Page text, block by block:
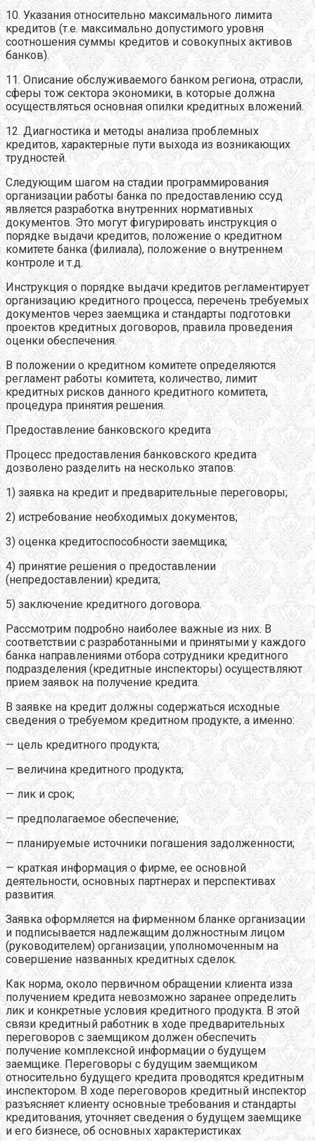
10. Указания относительно максимального лимита
кредитов (т.е. максимально допустимого уровня
соотношения суммы кредитов и совокупных активов
банков).
11. Описание обслуживаемого банком региона, отрасли,
сферы тож сектора экономики, в которые должна
осуществляться основная опилки кредитных вложений.
12. Диагностика и методы анализа проблемных
кредитов, характерные пути выхода из возникающих
трудностей.
Следующим шагом на стадии программирования
организации работы банка по предоставлению ссуд
является разработка внутренних нормативных
документов. Это могут фигурировать инструкция о
порядке выдачи кредитов, положение о кредитном
комитете банка (филиала), положение о внутреннем
контроле и т.д.
Инструкция о порядке выдачи кредитов регламентирует
организацию кредитного процесса, перечень требуемых
документов через заемщика и стандарты подготовки
проектов кредитных договоров, правила проведения
оценки обеспечения.
В положении о кредитном комитете определяются
регламент работы комитета, количество, лимит
кредитных рисков данного кредитного комитета,
процедура принятия решения.
Предоставление банковского кредита
Процесс предоставления банковского кредита
дозволено разделить на несколько этапов:
1) заявка на кредит и предварительные переговоры;
2) истребование необходимых документов;
3) оценка кредитоспособности заемщика;
4) принятие решения о предоставлении
(непредоставлении) кредита;
5) заключение кредитного договора.
Рассмотрим подробно наиболее важные из них. В
соответствии с разработанными и принятыми у каждого
банка направлениями отбора сотрудники кредитного
подразделения (кредитные инспекторы) осуществляют
прием заявок на получение кредита.
В заявке на кредит должны содержаться исходные
сведения о требуемом кредитном продукте, а именно:
— цель кредитного продукта;
— величина кредитного продукта;
— лик и срок;
— предполагаемое обеспечение;
— планируемые источники погашения задолженности;
— краткая информация о фирме, ее основной
деятельности, основных партнерах и перспективах
развития.
Заявка оформляется на фирменном бланке организации
и подписывается надлежащим должностным лицом
(руководителем) организации, уполномоченным на
совершение названных кредитных сделок.
Как норма, около первичном обращении клиента изза
получением кредита невозможно заранее определить
лик и конкретные условия кредитного продукта. В этой
связи кредитный работник в ходе предварительных
переговоров с заемщиком должен обеспечить
получение комплексной информации о будущем
заемщике. Переговоры с будущим заемщиком
относительно будущего кредита проводятся кредитным
инспектором. В ходе переговоров кредитный инспектор
разъясняет клиенту основные требования и стандарты
кредитования, уточняет сведения о будущем заемщике
и его бизнесе, об основных характеристиках